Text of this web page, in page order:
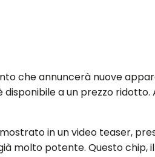
che annuncerà nuove
disponibile a un prezzo
in un video teaser,
molto potente. Questo chip,